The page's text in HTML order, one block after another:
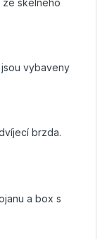
jsou vybaveny
brzda.
a box s